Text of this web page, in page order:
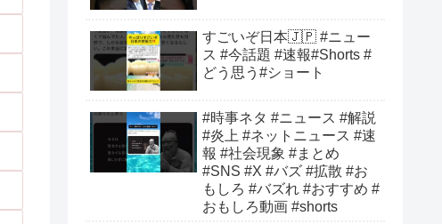
すごいぞ日本🇯🇵 #ニュー
ス #今話題 #速報#Shorts #
どう思う#ショート
#時事ネタ #ニュース #解説
#炎上 #ネットニュース #速
報 #社会現象 #まとめ
#SNS #X #バズ #拡散 #お
もしろ #バズれ #おすすめ #
おもしろ動画 #shorts